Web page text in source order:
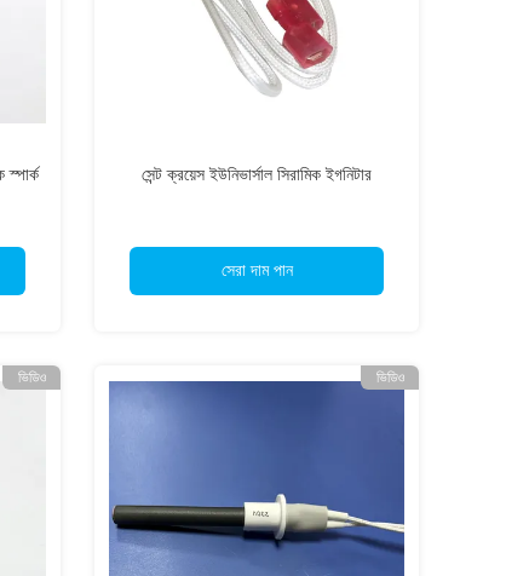
স্পার্ক
সেন্ট ক্রয়েস ইউনিভার্সাল সিরামিক ইগনিটার
সেরা দাম পান
ভিডিও ভিডিও